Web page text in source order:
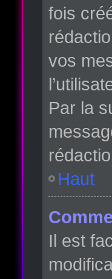
fois
vos
Par la
Haut
Il est